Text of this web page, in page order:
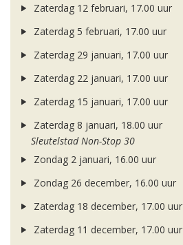
Zaterdag 12 februari, 17.00 uur
Zaterdag 5 februari, 17.00 uur
Zaterdag 29 januari, 17.00 uur
Zaterdag 22 januari, 17.00 uur
Zaterdag 15 januari, 17.00 uur
Zaterdag 8 januari, 18.00 uur
Sleutelstad Non-Stop 30
Zondag 2 januari, 16.00 uur
Zondag 26 december, 16.00 uur
Zaterdag 18 december, 17.00 uur
Zaterdag 11 december, 17.00 uur